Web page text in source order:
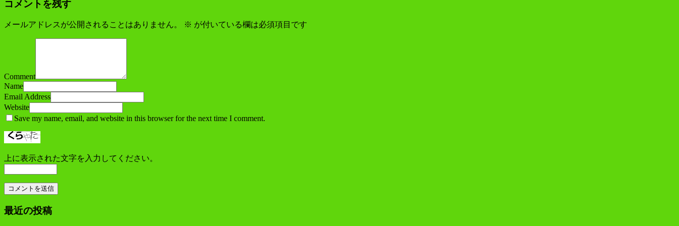
コメントを残す
メールアドレスが公開されることはありません。 ※ が付いている欄は必須項目です
Comment
Name
Email Address
Website
Save my name, email, and website in this browser for the next time I comment.
上に表示された文字を入力してください。
最近の投稿